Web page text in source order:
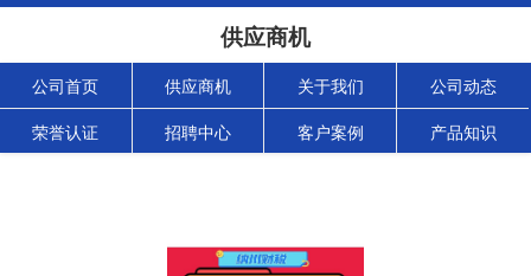
供应商机
公司首页 供应商机 关于我们 公司动态
荣誉认证 招聘中心 客户案例 产品知识